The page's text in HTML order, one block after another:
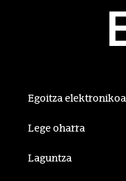
Egoitza elektronikoa
Lege oharra
Laguntza